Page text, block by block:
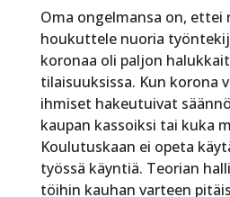
Oma ongelmansa on, ettei
houkuttele nuoria
koronaa oli paljon
tilaisuuksissa. Kun korona
ihmiset hakeutuivat
kaupan kassoiksi tai kuka
Koulutuskaan ei opeta
työssä käyntiä. Teorian
töihin kauhan varteen